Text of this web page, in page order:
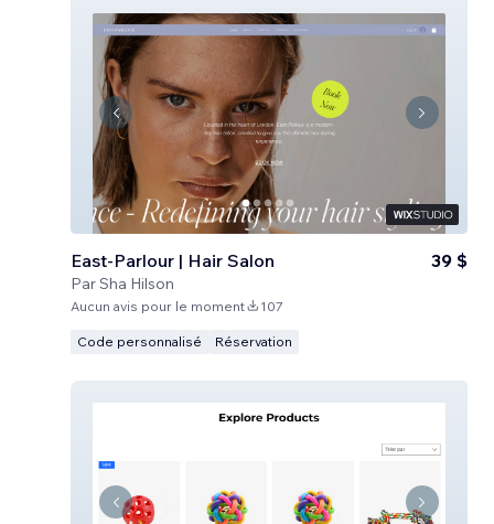
East-Parlour | Hair Salon
ParSha Hilson
39 $
Aucun avis pour le moment 107
Code personnalisé Réservation